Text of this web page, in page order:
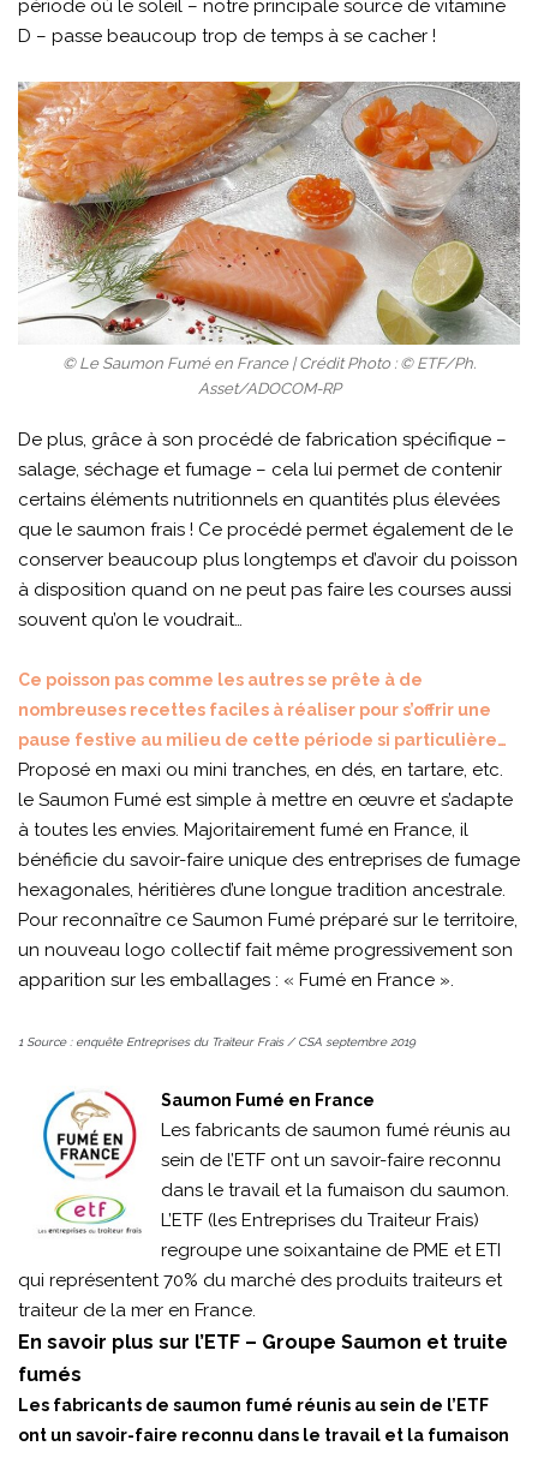
période où le soleil – notre principale source de vitamine
D – passe beaucoup trop de temps à se cacher !
© Le Saumon Fumé en France | Crédit Photo : © ETF/Ph.
Asset/ADOCOM-RP
De plus, grâce à son procédé de fabrication spécifique –
salage, séchage et fumage – cela lui permet de contenir
certains éléments nutritionnels en quantités plus élevées
que le saumon frais ! Ce procédé permet également de le
conserver beaucoup plus longtemps et d’avoir du poisson
à disposition quand on ne peut pas faire les courses aussi
souvent qu’on le voudrait…
Ce poisson pas comme les autres se prête à de
nombreuses recettes faciles à réaliser pour s’offrir une
pause festive au milieu de cette période si particulière…
Proposé en maxi ou mini tranches, en dés, en tartare, etc.
le Saumon Fumé est simple à mettre en œuvre et s’adapte
à toutes les envies. Majoritairement fumé en France, il
bénéficie du savoir-faire unique des entreprises de fumage
hexagonales, héritières d’une longue tradition ancestrale.
Pour reconnaître ce Saumon Fumé préparé sur le territoire,
un nouveau logo collectif fait même progressivement son
apparition sur les emballages : « Fumé en France ».
1 Source : enquête Entreprises du Traiteur Frais / CSA septembre 2019
Saumon Fumé en France
Les fabricants de saumon fumé réunis au
sein de l’ETF ont un savoir-faire reconnu
dans le travail et la fumaison du saumon.
L’ETF (les Entreprises du Traiteur Frais)
regroupe une soixantaine de PME et ETI
qui représentent 70% du marché des produits traiteurs et
traiteur de la mer en France.
En savoir plus sur l’ETF – Groupe Saumon et truite
fumés
Les fabricants de saumon fumé réunis au sein de l’ETF
ont un savoir-faire reconnu dans le travail et la fumaison